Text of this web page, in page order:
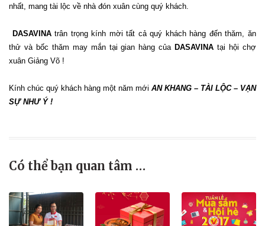
nhất, mang tài lộc về nhà đón xuân cùng quý khách.
DASAVINAtrân trọng kính mời tất cả quý khách hàng đến thăm, ăn
thử và bốc thăm may mắn tại gian hàng của DASAVINA tại hội chợ
xuân Giảng Võ !
Kính chúc quý khách hàng một năm mới AN KHANG – TÀI LỘC – VẠN
SỰ NHƯ Ý !
Có thể bạn quan tâm …